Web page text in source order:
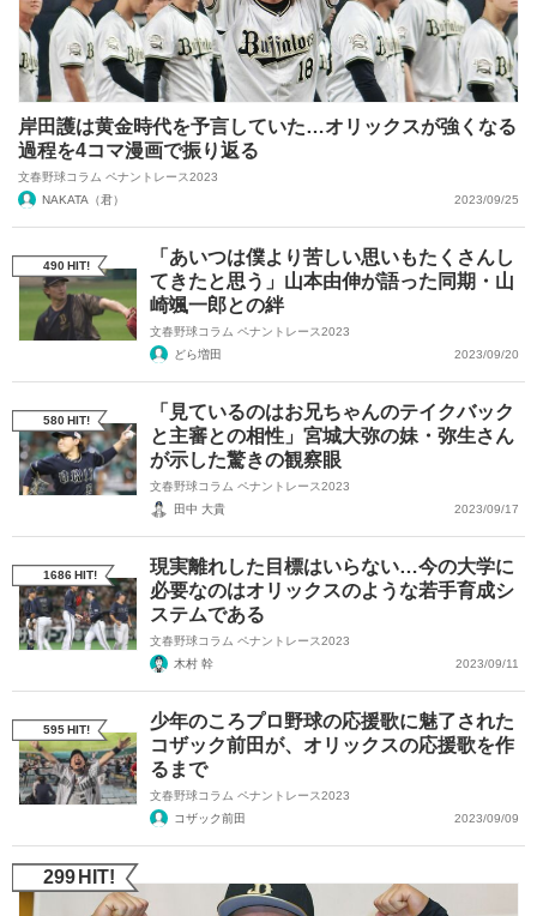
岸田護は黄金時代を予言していた…オリックスが強くなる
過程を4コマ漫画で振り返る
文春野球コラム ペナントレース2023
NAKATA（君）
2023/09/25
490HIT!
「あいつは僕より苦しい思いもたくさんし
てきたと思う」山本由伸が語った同期・山
崎颯一郎との絆
文春野球コラム ペナントレース2023
どら増田
2023/09/20
580HIT!
「見ているのはお兄ちゃんのテイクバック
と主審との相性」宮城大弥の妹・弥生さん
が示した驚きの観察眼
文春野球コラム ペナントレース2023
田中 大貴
2023/09/17
1686HIT!
現実離れした目標はいらない…今の大学に
必要なのはオリックスのような若手育成シ
ステムである
文春野球コラム ペナントレース2023
木村 幹
2023/09/11
595HIT!
少年のころプロ野球の応援歌に魅了された
コザック前田が、オリックスの応援歌を作
るまで
文春野球コラム ペナントレース2023
コザック前田
2023/09/09
299 HIT!